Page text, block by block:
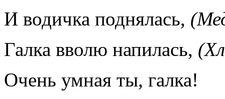
И водичка поднялась,
Галка вволю напилась,
Очень умная ты, галка!